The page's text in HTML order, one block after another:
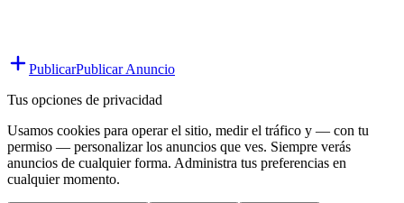
PublicarPublicar Anuncio
Tus opciones de privacidad
Usamos cookies para operar el sitio, medir el tráfico y — con tu
permiso — personalizar los anuncios que ves. Siempre verás
anuncios de cualquier forma. Administra tus preferencias en
cualquier momento.